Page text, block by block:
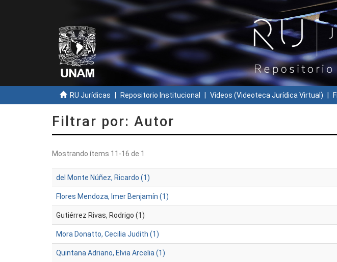
RU Jurídicas Repositorio Institucional Videos (Videoteca Jurídica Virtual)
Filtrar por: Autor
Mostrando ítems 11-16 de 1
del Monte Núñez, Ricardo (1)
Flores Mendoza, Imer Benjamín (1)
Gutiérrez Rivas, Rodrigo (1)
Mora Donatto, Cecilia Judith (1)
Quintana Adriano, Elvia Arcelia (1)